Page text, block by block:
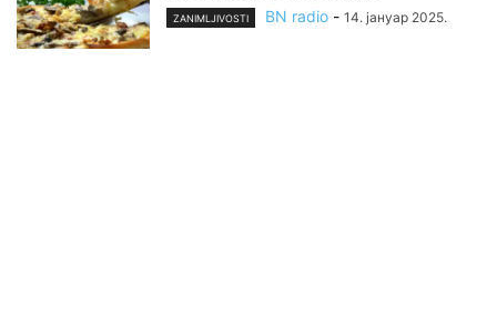
ZANIMLJIVOSTI BN radio - 14. јануар 2025.